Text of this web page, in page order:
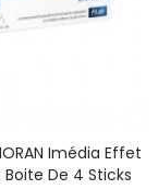
Imédia Effet
Boite De 4 Sticks